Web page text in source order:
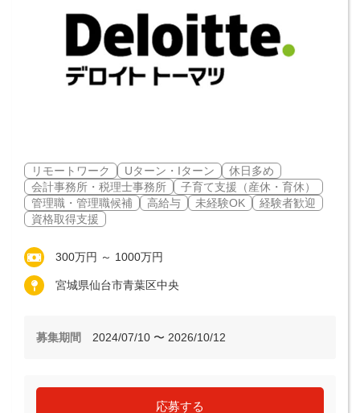
リモートワーク Uターン・Iターン
休日多め
会計事務所・税理士事務所
子育て支援（産休・育休）
管理職・管理職候補
高給与 未経験OK
経験者歓迎
資格取得支援
300万円 ～ 1000万円
宮城県仙台市青葉区中央
募集期間 2024/07/10 〜 2026/10/12
応募する